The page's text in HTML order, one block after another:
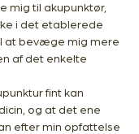
mig til akupunktør,
i det etablerede
at bevæge mig mere
af det enkelte
fint kan
og at det ene
efter min opfattelse